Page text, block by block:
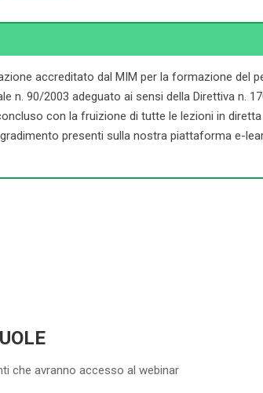
accreditato dal MIM per la formazione del
n. 90/2003 adeguato ai sensi della Direttiva n.
con la fruizione di tutte le lezioni in
presenti sulla nostra piattaforma e-
che avranno accesso al webinar